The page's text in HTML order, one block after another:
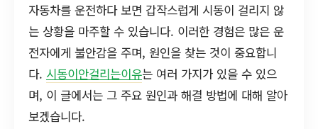
자동차를 운전하다 보면 갑작스럽게 시동이 걸리지 않
는 상황을 마주할 수 있습니다. 이러한 경험은 많은 운
전자에게 불안감을 주며, 원인을 찾는 것이 중요합니
다. 시동이안걸리는이유는 여러 가지가 있을 수 있으
며, 이 글에서는 그 주요 원인과 해결 방법에 대해 알아
보겠습니다.